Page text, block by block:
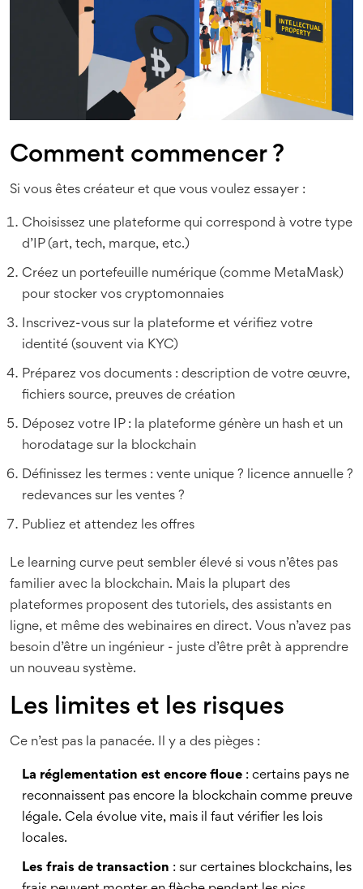
Comment commencer ?
Si vous êtes créateur et que vous voulez essayer :
Choisissez une plateforme qui correspond à votre type
d’IP (art, tech, marque, etc.)
Créez un portefeuille numérique (comme MetaMask)
pour stocker vos cryptomonnaies
Inscrivez-vous sur la plateforme et vérifiez votre
identité (souvent via KYC)
Préparez vos documents : description de votre œuvre,
fichiers source, preuves de création
Déposez votre IP : la plateforme génère un hash et un
horodatage sur la blockchain
Définissez les termes : vente unique ? licence annuelle ?
redevances sur les ventes ?
Publiez et attendez les offres
Le learning curve peut sembler élevé si vous n’êtes pas
familier avec la blockchain. Mais la plupart des
plateformes proposent des tutoriels, des assistants en
ligne, et même des webinaires en direct. Vous n’avez pas
besoin d’être un ingénieur - juste d’être prêt à apprendre
un nouveau système.
Les limites et les risques
Ce n’est pas la panacée. Il y a des pièges :
La réglementation est encore floue : certains pays ne
reconnaissent pas encore la blockchain comme preuve
légale. Cela évolue vite, mais il faut vérifier les lois
locales.
Les frais de transaction : sur certaines blockchains, les